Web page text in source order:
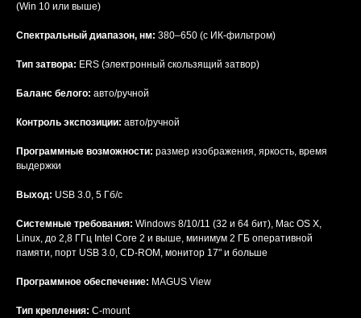
(Win 10 или выше)
Спектральный диапазон, нм: 380–650 (с ИК-фильтром)
Тип затвора: ERS (электронный скользящий затвор)
Баланс белого: авто/ручной
Контроль экспозиции: авто/ручной
Программные возможности: размер изображения, яркость, время
выдержки
Выход: USB 3.0, 5 Гб/с
Системные требования: Windows 8/10/11 (32 и 64 бит), Mac OS X,
Linux, до 2,8 ГГц Intel Core 2 и выше, минимум 2 ГБ оперативной
памяти, порт USB 3.0, CD-ROM, монитор 17" и больше
Программное обеспечение: MAGUS View
Тип крепления: C-mount